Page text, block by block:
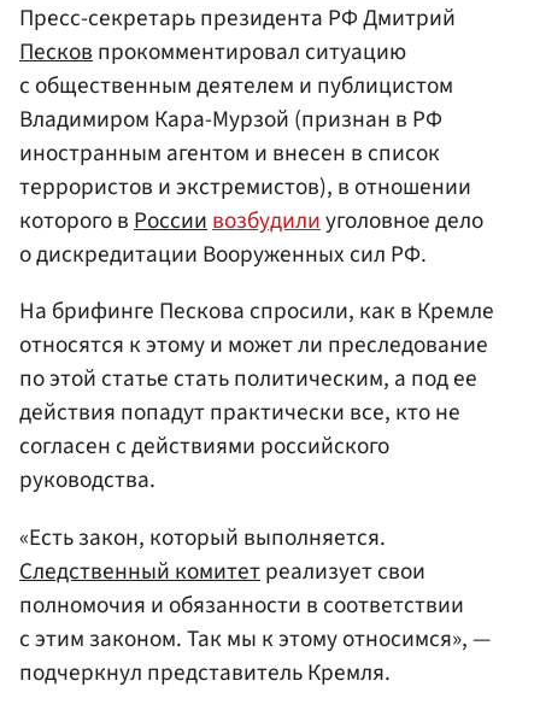
Пресс-секретарь президента РФ Дмитрий
Песковпрокомментировал ситуацию
с общественным деятелем и публицистом
Владимиром Кара-Мурзой (признан в РФ
иностранным агентом и внесен в список
террористов и экстремистов), в отношении
которого вРоссиивозбудилиуголовное дело
о дискредитации Вооруженных сил РФ.
На брифинге Пескова спросили, как в Кремле
относятся к этому и может ли преследование
по этой статье стать политическим, а под ее
действия попадут практически все, кто не
согласен с действиями российского
руководства.
«Есть закон, который выполняется.
Следственный комитетреализует свои
полномочия и обязанности в соответствии
с этим законом. Так мы к этому относимся», —
подчеркнул представитель Кремля.